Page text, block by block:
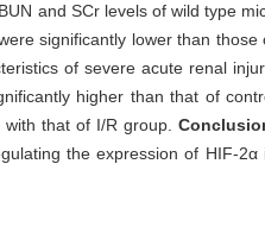
and SCr levels of wild type
significantly lower than those
of severe acute renal
higher than that of
that of I/R group.
the expression of HIF-2α